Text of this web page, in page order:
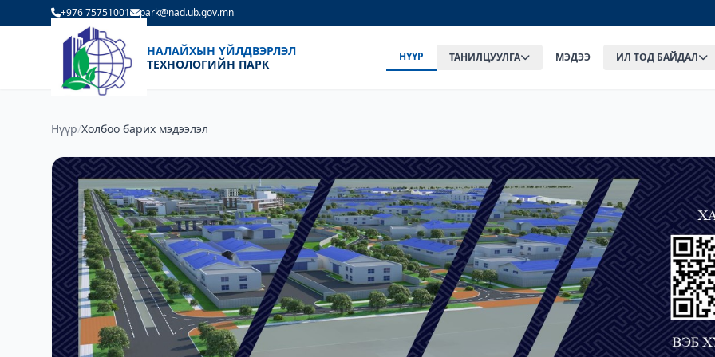
+976 75751001 park@nad.ub.gov.mn
НАЛАЙХЫН ҮЙЛДВЭРЛЭЛ
ТЕХНОЛОГИЙН ПАРК
НҮҮР ТАНИЛЦУУЛГА МЭДЭЭ ИЛ ТОД БАЙДАЛ
Нүүр/Холбоо барих мэдээлэл